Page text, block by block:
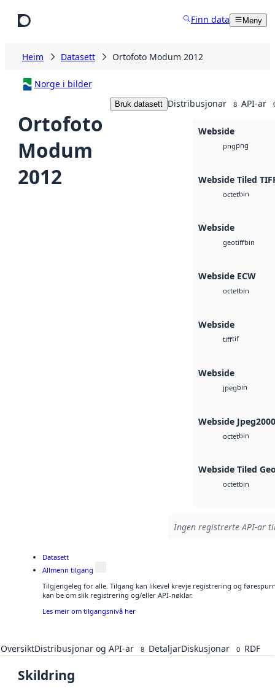
Finn data Meny
Heim Datasett Ortofoto Modum 2012
Norge i bilder
Ortofoto
Modum
2012
Bruk datasett Distribusjonar 8 API-ar
Webside
pngpng
Webside Tiled
octetbin
Webside
geotiffbin
Webside ECW
octetbin
Webside
tifftif
Webside
jpegbin
Webside Jpeg2000
octetbin
Webside Tiled
octetbin
Ingen registrerte API-ar
Datasett
Allmenn tilgang
Tilgjengeleg for alle. Tilgang kan likevel krevje registrering og
kan be om slik registrering og/eller API-nøklar.
Les meir om tilgangsnivå her
OversiktDistribusjonar og API-ar 8 DetaljarDiskusjonar 0 RDF
Skildring